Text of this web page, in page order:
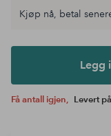
Legg i
Kjøp nå, betal
Legg
Få antall igjen, Levert